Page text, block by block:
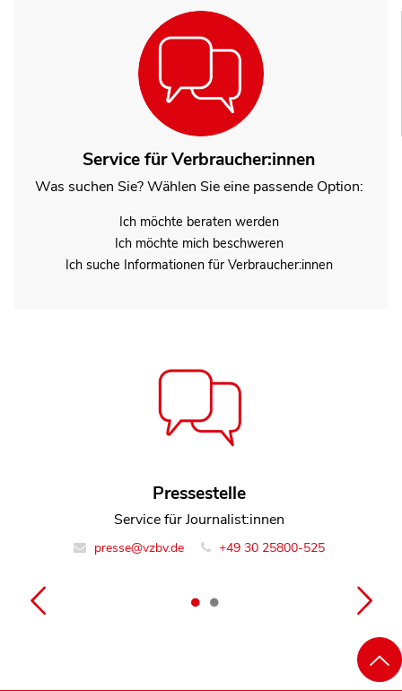
Service für Verbraucher:innen
Was suchen Sie? Wählen Sie eine passende Option:
Ich möchte beraten werden
Ich möchte mich beschweren
Ich suche Informationen für Verbraucher:innen
Pressestelle
Service für Journalist:innen
presse@vzbv.de +49 30 25800-525
Henning Fischer
Referent Team Sammelklagen
info@vzbv.de +49 30 25800-0